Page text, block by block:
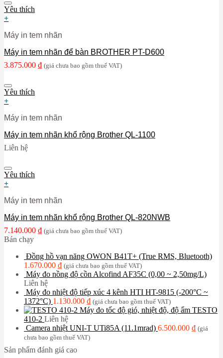
Yêu thích
+
Máy in tem nhãn
Máy in tem nhãn để bàn BROTHER PT-D600
3.875.000 ₫ (giá chưa bao gồm thuế VAT)
Yêu thích
+
Máy in tem nhãn
Máy in tem nhãn khổ rộng Brother QL-1100
Liên hệ
Yêu thích
+
Máy in tem nhãn
Máy in tem nhãn khổ rộng Brother QL-820NWB
7.140.000 ₫ (giá chưa bao gồm thuế VAT)
Bán chạy
Đồng hồ vạn năng OWON B41T+ (True RMS, Bluetooth)
1.670.000 ₫ (giá chưa bao gồm thuế VAT)
Máy đo nồng độ cồn Alcofind AF35C (0,00 ~ 2,50mg/L)
Liên hệ
Máy đo nhiệt độ tiếp xúc 4 kênh HTI HT-9815 (-200°C ~
1372°C) 1.130.000 ₫ (giá chưa bao gồm thuế VAT)
Máy đo tốc độ gió, nhiệt độ, độ ẩm TESTO
410-2 Liên hệ
Camera nhiệt UNI-T UTi85A (11.1mrad) 6.500.000 ₫ (giá
chưa bao gồm thuế VAT)
Sản phẩm đánh giá cao